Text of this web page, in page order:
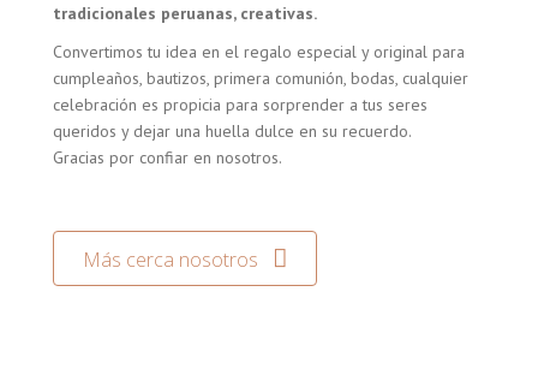
tradicionales peruanas, creativas.
Convertimos tu idea en el regalo especial y original para
cumpleaños, bautizos, primera comunión, bodas, cualquier
celebración es propicia para sorprender a tus seres
queridos y dejar una huella dulce en su recuerdo.
Gracias por confiar en nosotros.
Más cerca nosotros